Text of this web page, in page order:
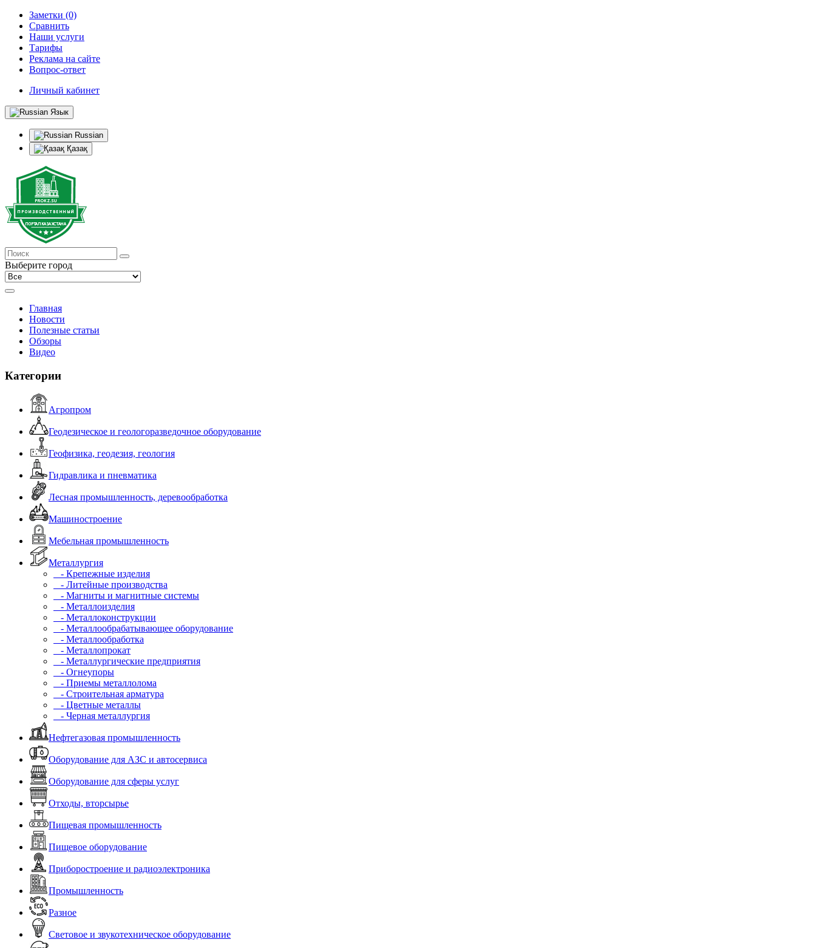
Заметки (0)
Сравнить
Наши услуги
Тарифы
Реклама на сайте
Вопрос-ответ
Личный кабинет
Язык
Russian
Қазақ
Выберите город
Главная
Новости
Полезные статьи
Обзоры
Видео
Категории
Агропром
Геодезическое и геологоразведочное оборудование
Геофизика, геодезия, геология
Гидравлика и пневматика
Лесная промышленность, деревообработка
Машиностроение
Мебельная промышленность
Металлургия
- Крепежные изделия
- Литейные производства
- Магниты и магнитные системы
- Металлоизделия
- Металлоконструкции
- Металлообрабатывающее оборудование
- Металлообработка
- Металлопрокат
- Металлургические предприятия
- Огнеупоры
- Приемы металлолома
- Строительная арматура
- Цветные металлы
- Черная металлургия
Нефтегазовая промышленность
Оборудование для АЗС и автосервиса
Оборудование для сферы услуг
Отходы, вторсырье
Пищевая промышленность
Пищевое оборудование
Приборостроение и радиоэлектроника
Промышленность
Разное
Световое и звукотехническое оборудование